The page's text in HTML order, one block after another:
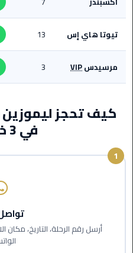
من
القاهرة
الى
مطار
برج
ليموزين
من
برج
العرب
تيوتا هاي إس 13
مرسيدسVIP
3
كيف تحجز
في 3 خطوات
1
أرسل رقم الرحلة، التاريخ، مكان